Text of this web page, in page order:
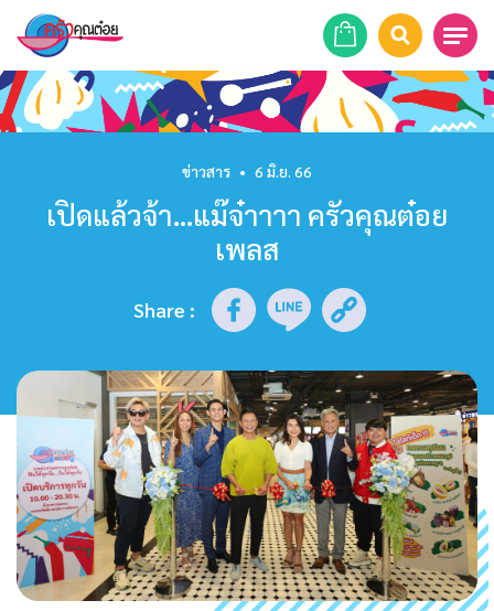
หน้าแรก
ร้านอาหาร
เคล็ดลับก้นครัว
บทความ
ข่าวสาร
ติดต่อเรา
ข่าวสาร • 6 มิ.ย. 66
เปิดแล้วจ้า…แม๊จ๋าาาา ครัวคุณต๋อย
เพลส
Share :